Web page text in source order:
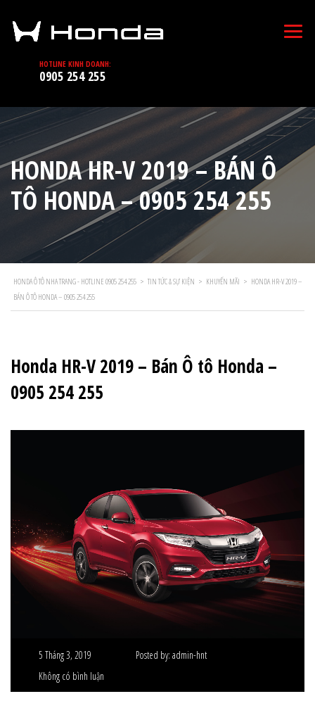
HOTLINE KINH DOANH:
0905 254 255
HONDA HR-V 2019 – BÁN Ô
TÔ HONDA – 0905 254 255
HONDA Ô TÔ NHA TRANG - HOTLINE 0905 254 255 > TIN TỨC & SỰ KIỆN > KHUYẾN MÃI > HONDA HR-V 2019 –
BÁN Ô TÔ HONDA – 0905 254 255
Honda HR-V 2019 – Bán Ô tô Honda –
0905 254 255
5 Tháng 3, 2019 Posted by: admin-hnt
Không có bình luận